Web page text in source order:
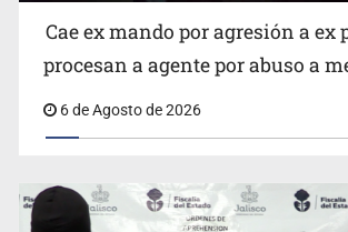
Critican inoperancia de la ASEJ para
públicos
Cae ex mando por agresión a ex
procesan a agente por abuso a
6 de Agosto de 2026